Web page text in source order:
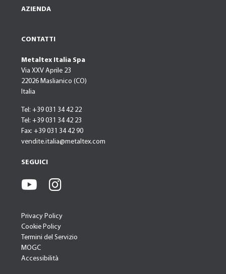
AZIENDA
CONTATTI
Metaltex Italia Spa
Via XXV Aprile 23
22026 Maslianico (CO)
Italia
Tel: +39 031 34 42 22
Tel: +39 031 34 42 23
Fax: +39 031 34 42 90
vendite.italia@metaltex.com
SEGUICI
Privacy Policy
Cookie Policy
Termini del Servizio
MOGC
Accessibilità